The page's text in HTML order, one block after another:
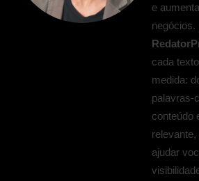
e
negócios.
cada
medida:
palavras-
conteúdo
ajudar